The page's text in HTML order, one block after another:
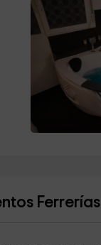
Ferrerías